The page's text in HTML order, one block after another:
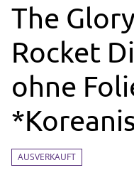
The
Rocket
ohne
AUSVERKAUFT